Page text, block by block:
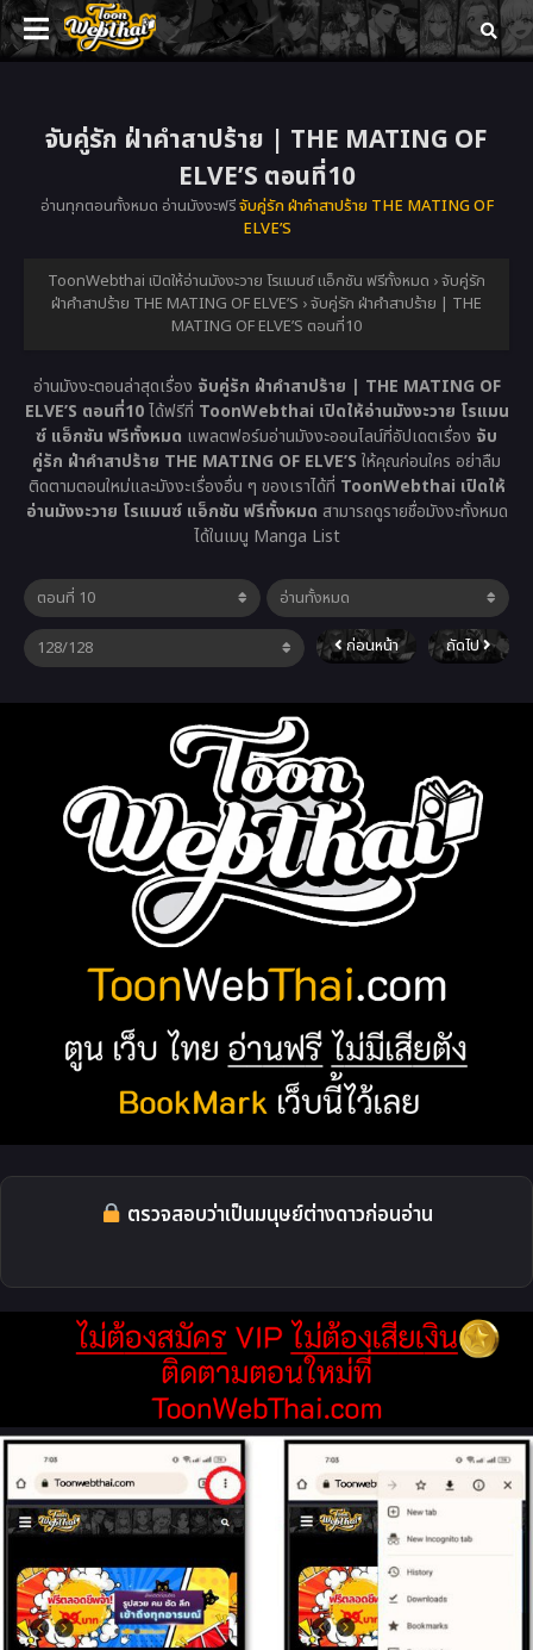
จับคู่รัก ฝ่าคำสาปร้าย | THE MATING OF
ELVE’S ตอนที่10
อ่านทุกตอนทั้งหมด อ่านมังงะฟรีจับคู่รัก ฝ่าคำสาปร้าย THE MATING OF
ELVE’S
ToonWebthai เปิดให้อ่านมังงะวาย โรแมนซ์ แอ็กชัน ฟรีทั้งหมด ›จับคู่รัก
ฝ่าคำสาปร้าย THE MATING OF ELVE’S ›จับคู่รัก ฝ่าคำสาปร้าย | THE
MATING OF ELVE’S ตอนที่10
อ่านมังงะตอนล่าสุดเรื่อง จับคู่รัก ฝ่าคำสาปร้าย | THE MATING OF
ELVE’S ตอนที่10ได้ฟรีที่ ToonWebthai เปิดให้อ่านมังงะวาย โรแมน
ซ์ แอ็กชัน ฟรีทั้งหมด แพลตฟอร์มอ่านมังงะออนไลน์ที่อัปเดตเรื่อง จับ
คู่รัก ฝ่าคำสาปร้าย THE MATING OF ELVE’S ให้คุณก่อนใคร อย่าลืม
ติดตามตอนใหม่และมังงะเรื่องอื่น ๆ ของเราได้ที่ ToonWebthai เปิดให้
อ่านมังงะวาย โรแมนซ์ แอ็กชัน ฟรีทั้งหมด สามารถดูรายชื่อมังงะทั้งหมด
ได้ในเมนู Manga List
ก่อนหน้า ถัดไป
ตรวจสอบว่าเป็นมนุษย์ต่างดาวก่อนอ่าน